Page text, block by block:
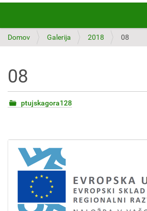
Domov Galerija 2018 08
08
ptujskagora128